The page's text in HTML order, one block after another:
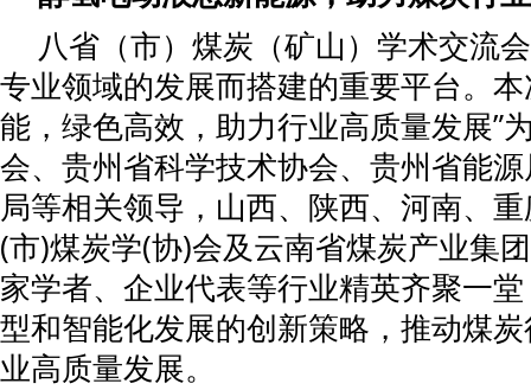
八省（市）煤炭（矿山）学术交流
专业领域的发展而搭建的重要平台。
能，绿色高效，助力行业高质量发展”
会、贵州省科学技术协会、贵州省能
局等相关领导，山西、陕西、河南、
(市)煤炭学(协)会及云南省煤炭产业集
家学者、企业代表等行业精英齐聚一
型和智能化发展的创新策略，推动煤
业高质量发展。